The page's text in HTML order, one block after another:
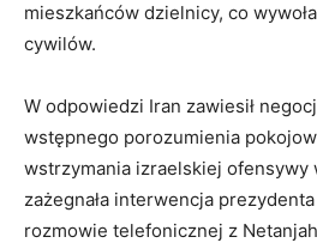
mieszkańców dzielnicy, co
cywilów.
W odpowiedzi Iran zawiesił
wstępnego porozumienia
wstrzymania izraelskiej ofensywy
zażegnała interwencja
rozmowie telefonicznej z